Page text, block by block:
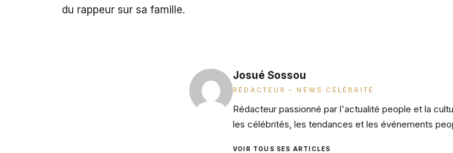
du rappeur sur sa famille.
Josué Sossou
RÉDACTEUR – NEWS CÉLÉBRITÉ
Rédacteur passionné par l'actualité people et la
les célébrités, les tendances et les événements
VOIR TOUS SES ARTICLES